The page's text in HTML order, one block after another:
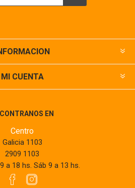
MI CUENTA
EN
Centro
Galicia 1103
2909 1103
a 18 hs. Sáb 9 a 13 hs.